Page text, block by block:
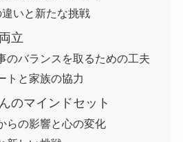
いと新たな挑戦
立
のバランスを取るための工夫
トと家族の協力
のマインドセット
らの影響と心の変化